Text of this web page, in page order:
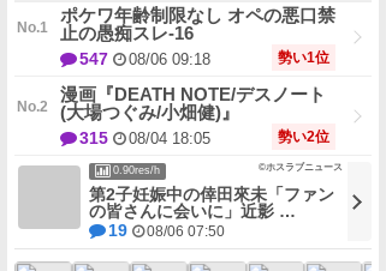
ポケワ年齢制限なし オペの悪口禁
止の愚痴スレ-16
547 08/06 09:18 勢い1位
漫画『DEATH NOTE/デスノート
(大場つぐみ/小畑健)』
315 08/04 18:05 勢い2位
第2子妊娠中の倖田來未「ファン
の皆さんに会いに」近影 …
19 08/06 07:50
0.90res/h ©ホスラブニュース